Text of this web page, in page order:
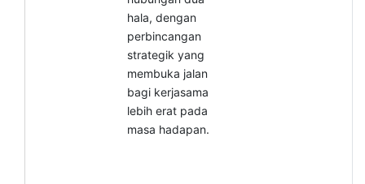
hala, dengan
perbincangan
strategik yang
membuka jalan
bagi kerjasama
lebih erat pada
masa hadapan.